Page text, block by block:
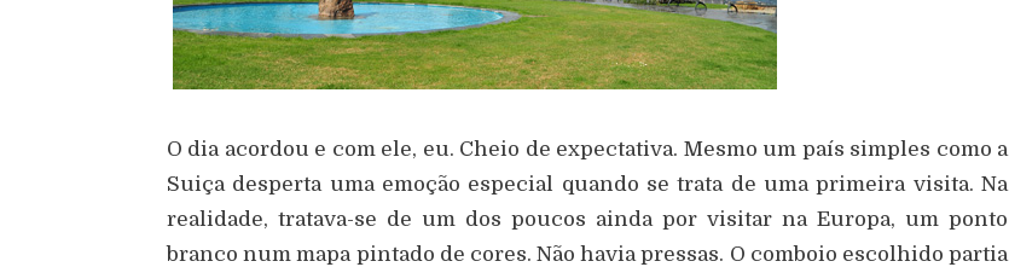
O dia acordou e com ele, eu. Cheio de expectativa. Mesmo um país simples como a
Suiça desperta uma emoção especial quando se trata de uma primeira visita. Na
realidade, tratava-se de um dos poucos ainda por visitar na Europa, um ponto
branco num mapa pintado de cores. Não havia pressas. O comboio escolhido partia